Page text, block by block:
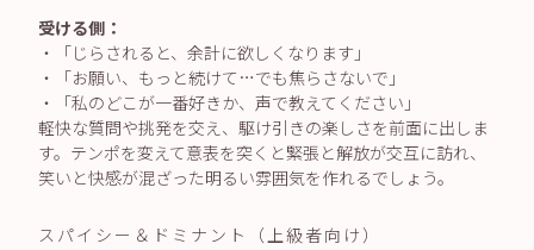
受ける側：
・「じらされると、余計に欲しくなります」
・「お願い、もっと続けて…でも焦らさないで」
・「私のどこが一番好きか、声で教えてください」
軽快な質問や挑発を交え、駆け引きの楽しさを前面に出しま
す。テンポを変えて意表を突くと緊張と解放が交互に訪れ、
笑いと快感が混ざった明るい雰囲気を作れるでしょう。
スパイシー＆ドミナント（上級者向け）